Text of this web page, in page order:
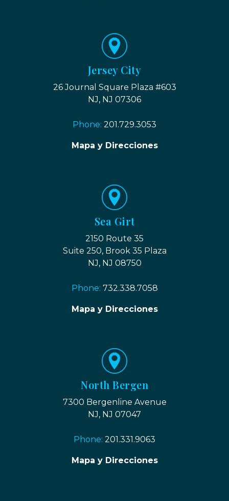
Jersey City
26 Journal Square Plaza #603
NJ, NJ 07306
Phone: 201.729.3053
Mapa y Direcciones
Sea Girt
2150 Route 35
Suite 250, Brook 35 Plaza
NJ, NJ 08750
Phone: 732.338.7058
Mapa y Direcciones
North Bergen
7300 Bergenline Avenue
NJ, NJ 07047
Phone: 201.331.9063
Mapa y Direcciones